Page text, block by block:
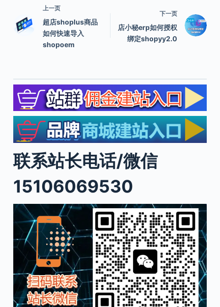
上一页
超店shoplus商品
如何快速导入
shopoem
下一页
店小秘erp如何授权
绑定shopyy2.0
联系站长电话/微信
15106069530